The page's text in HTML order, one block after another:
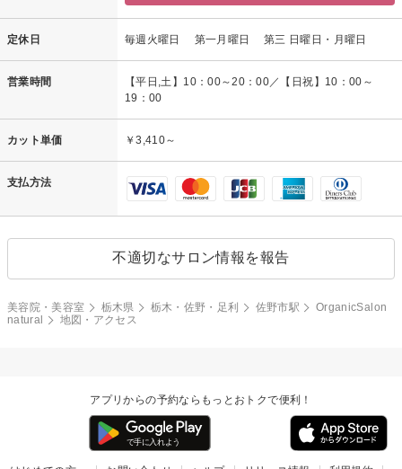
定休日 毎週火曜日 第一月曜日 第三 日曜日・月曜日
営業時間
【平日,土】10：00～20：00／【日祝】10：00～
19：00
カット単価 ￥3,410～
支払方法
不適切なサロン情報を報告
美容院・美容室 栃木県 栃木・佐野・足利 佐野市駅
OrganicSalon
natural
地図・アクセス
アプリからの予約ならもっとおトクで便利！